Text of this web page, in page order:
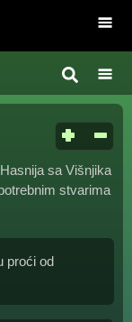
sa Višnjika
stvarima
proći od